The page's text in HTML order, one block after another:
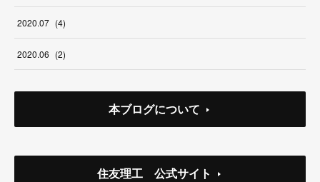
2020.07 (4)
2020.06 (2)
本ブログについて
住友理工 公式サイト